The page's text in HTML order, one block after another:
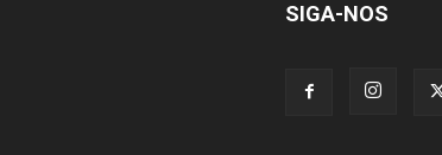
SIGA-NOS